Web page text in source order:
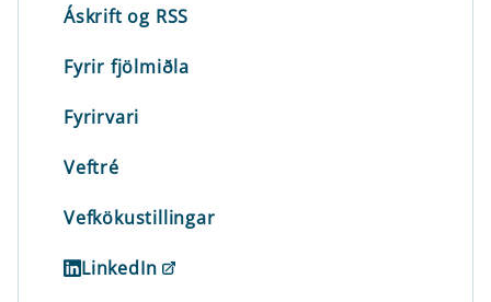
Áskrift og RSS
Fyrir fjölmiðla
Fyrirvari
Veftré
Vefkökustillingar
LinkedIn